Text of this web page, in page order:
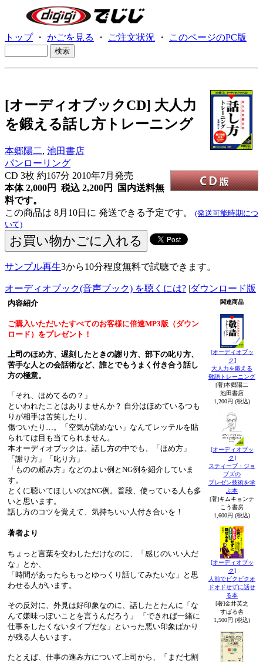
トップ・ かごを見る ・ ご注文状況 ・ このページのPC版
[オーディオブックCD] 大人力
を鍛える話し方トレーニング
本郷陽二, 池田書店
パンローリング
CD 3枚 約167分 2010年7月発売
本体 2,000円 税込 2,200円
国内送料無
料です。
この商品は 8月10日に 発送できる予定です。 (発送可能時期につ
いて)
サンプル再生3から10分程度無料で試聴できます。
オーディオブック(音声ブック) を聴くには? |ダウンロード版
内容紹介
ご購入いただいたすべてのお客様に倍速MP3版（ダウン
ロード）をプレゼント！
上司のほめ方、遅刻したときの謝り方、部下の叱り方、
苦手な人との会話術など、誰とでもうまく付き合う話し
方の極意。
「それ、ほめてるの？」
といわれたことはありませんか？ 自分はほめているつも
りが相手は苦笑したり、
傷ついたり…。「空気が読めない」なんてレッテルを貼
られては目も当てられません。
本オーディオブックは、話し方の中でも、「ほめ方」
「謝り方」「叱り方」
「ものの頼み方」などのよい例とNG例を紹介していま
す。
とくに聴いてほしいのはNG例。普段、使っている人も多
いと思います。
話し方のコツを覚えて、気持ちいい人付き合いを！
著者より
ちょっと言葉を交わしただけなのに、「感じのいい人だ
な」とか、
「時間があったらもっとゆっくり話してみたいな」と思
わせる人がいます。
その反対に、外見は好印象なのに、話したとたんに「な
んて嫌味っぽいことを言うんだろう」 「できれば一緒に
仕事をしたくないタイプだな」といった悪い印象ばかり
が残る人もいます。
たとえば、仕事の進み方について上司から、「まだ七割
関連商品
[オーディオブッ
ク]
大人力を鍛える
敬語トレーニング
[著]本郷陽二
池田書店
1,200円 (税込)
[オーディオブッ
ク]
スティーブ・ジョ
ブズの
プレゼン技術を学
ぶ本
[著]キムキョンテ
こう書房
1,600円 (税込)
[オーディオブッ
ク]
人前でビクビクオ
ドオドせずに話せ
る本
[著]金井英之
すばる舎
1,500円 (税込)